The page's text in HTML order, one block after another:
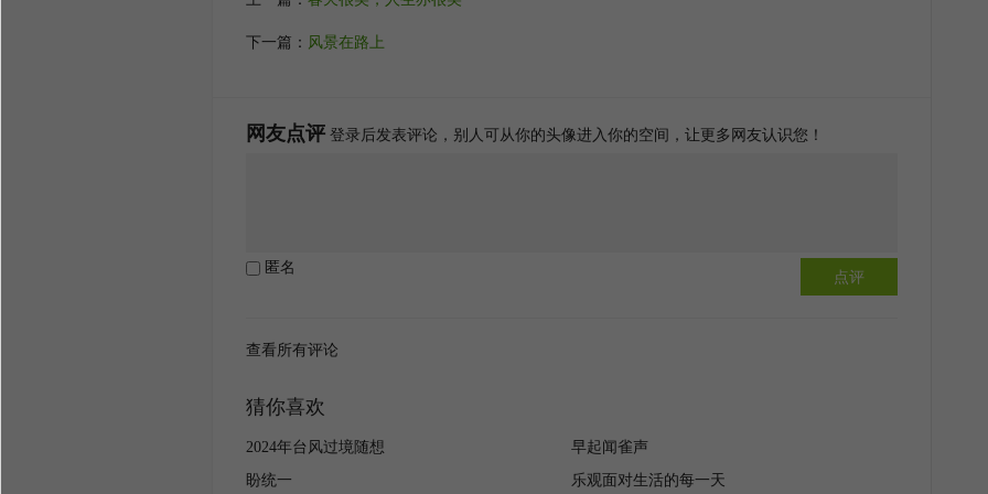
下一篇： 风景在路上
网友点评 登录后发表评论，别人可从你的头像进入你的空间，让更多网友认识您！
点评
匿名
查看所有评论
猜你喜欢
2024年台风过境随想
早起闻雀声
盼统一
乐观面对生活的每一天